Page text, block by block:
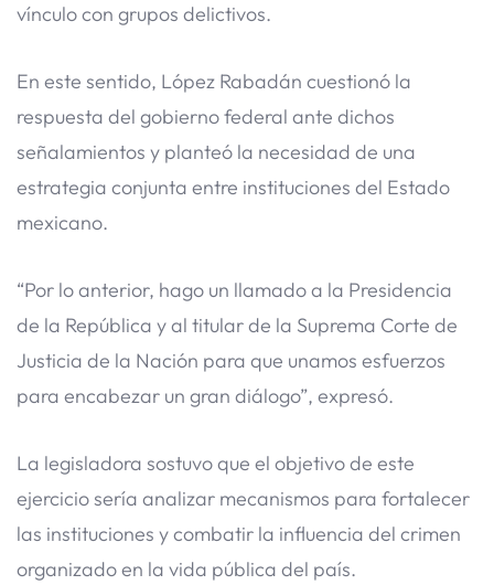
vínculo con grupos delictivos.
En este sentido, López Rabadán cuestionó la
respuesta del gobierno federal ante dichos
señalamientos y planteó la necesidad de una
estrategia conjunta entre instituciones del Estado
mexicano.
“Por lo anterior, hago un llamado a la Presidencia
de la República y al titular de la Suprema Corte de
Justicia de la Nación para que unamos esfuerzos
para encabezar un gran diálogo”, expresó.
La legisladora sostuvo que el objetivo de este
ejercicio sería analizar mecanismos para fortalecer
las instituciones y combatir la influencia del crimen
organizado en la vida pública del país.